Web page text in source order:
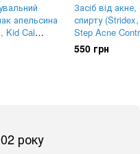
апельсина
Kid Cal
жувальних
Засіб від акне,
спирту
Step Acne
Maximum,
м'яких
550 грн
року